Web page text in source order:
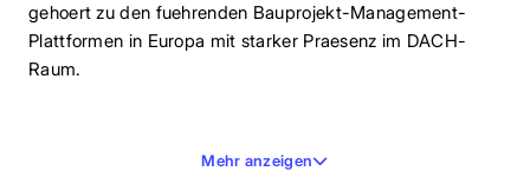
gehoert zu den fuehrenden Bauprojekt-Management-
Plattformen in Europa mit starker Praesenz im DACH-
Raum.
Mehr anzeigen